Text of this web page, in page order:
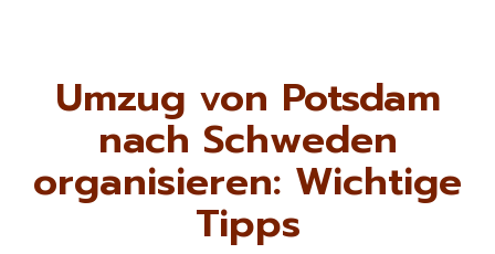
Umzug von Potsdam
nach Schweden
organisieren: Wichtige
Tipps